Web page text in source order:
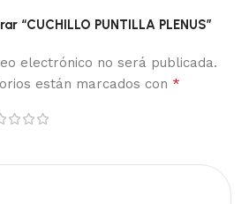
“CUCHILLO PUNTILLA PLENUS”
electrónico no será publicada.
están marcados con *